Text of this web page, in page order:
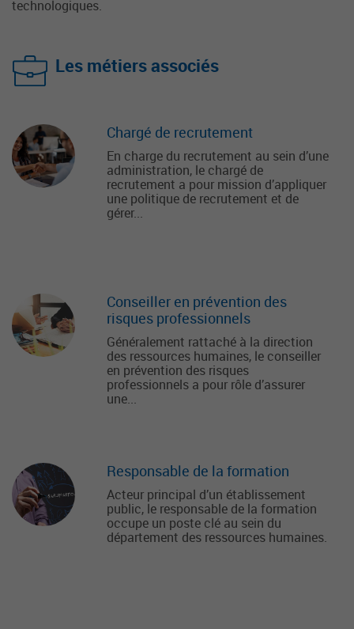
technologiques.
Les métiers associés
Chargé de recrutement
En charge du recrutement au sein d’une
administration, le chargé de
recrutement a pour mission d’appliquer
une politique de recrutement et de
gérer...
Conseiller en prévention des
risques professionnels
Généralement rattaché à la direction
des ressources humaines, le conseiller
en prévention des risques
professionnels a pour rôle d’assurer
une...
Responsable de la formation
Acteur principal d’un établissement
public, le responsable de la formation
occupe un poste clé au sein du
département des ressources humaines.